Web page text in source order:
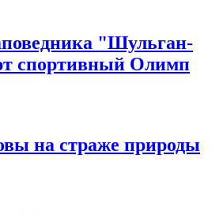
"Шульган-
спортивный Олимп
на страже природы